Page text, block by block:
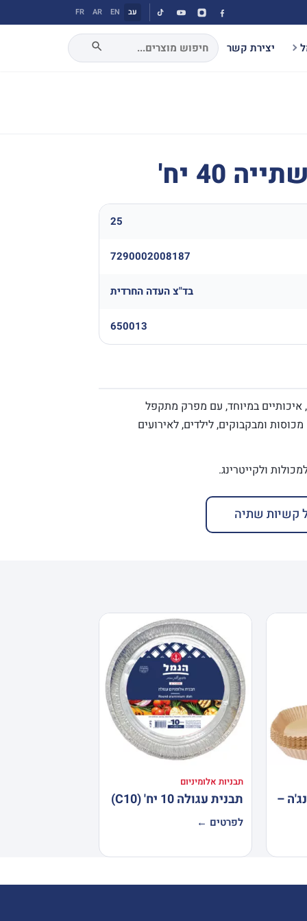
עב EN
AR
FR
יצירת קשר
40 יח'
25
7290002008187
בד"צ העדה החרדית
650013
איכותיים במיוחד, עם מפרק מתקפל
ומבקבוקים, לילדים, לאירועים
קשיות שתיה
–
תבניות אלומיניום
תבנית עגולה 10 יח' (C10)
לפרטים ←